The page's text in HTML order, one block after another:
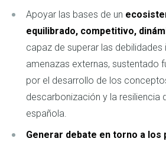
Apoyar las bases de un
equilibrado, competitivo,
capaz de superar las debilidades
amenazas externas, sustentado
por el desarrollo de los
descarbonización y la resiliencia
española.
Generar debate en torno a los